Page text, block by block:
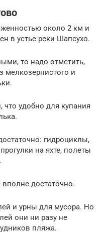
около 2 км и
в устье реки Шапсухо.
то надо отметить,
мелкозернистого и
удобно для купания
гидроциклы,
на яхте, полеты
достаточно.
и урны для мусора. Но
они ни разу не
пляжа.